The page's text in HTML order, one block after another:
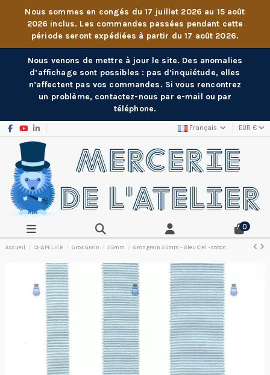
Nous sommes en congés du 17 juillet 2026 au 15 août
2026 inclus. Les commandes passées pendant cette
période seront expédiées à partir du 17 août 2026.
Nous venons de mettre à jour le site. Des anomalies
d’affichage sont possibles : pas d’inquiétude, elles
n’affectent pas vos commandes. Si vous rencontrez
un problème, contactez-nous par e-mail ou par
téléphone.
Français EUR €
0
Accueil CHAPELIER Gros Grain 25mm Gros grain 25mm - Bleu Ciel - coton